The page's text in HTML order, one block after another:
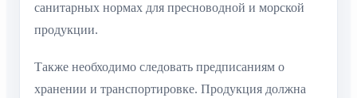
санитарных нормах для пресноводной и морской
продукции.
Также необходимо следовать предписаниям о
хранении и транспортировке. Продукция должна